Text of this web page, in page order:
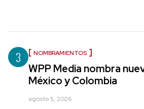
3 NOMBRAMIENTOS
WPP Media nombra
México y Colombia
agosto 5, 2026